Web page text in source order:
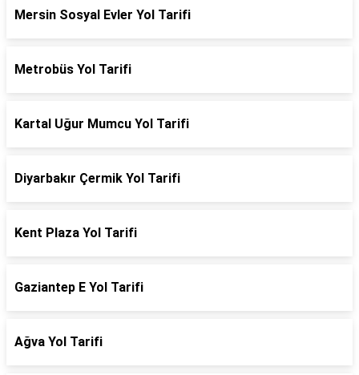
Mersin Sosyal Evler Yol Tarifi
Metrobüs Yol Tarifi
Kartal Uğur Mumcu Yol Tarifi
Diyarbakır Çermik Yol Tarifi
Kent Plaza Yol Tarifi
Gaziantep E Yol Tarifi
Ağva Yol Tarifi